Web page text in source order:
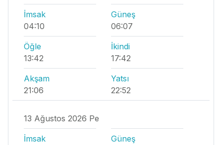
İmsak
04:10
Güneş
06:07
Öğle
13:42
İkindi
17:42
Akşam
21:06
Yatsı
22:52
13 Ağustos 2026 Pe
İmsak
Güneş